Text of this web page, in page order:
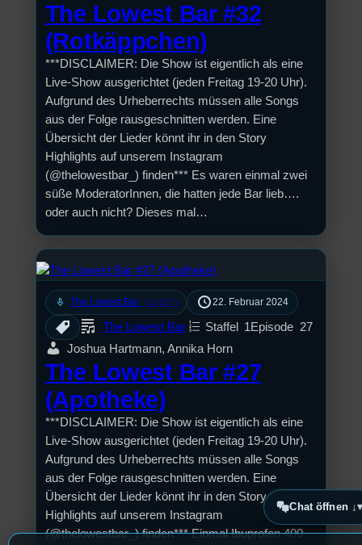
The Lowest Bar #32
(Rotkäppchen)
***DISCLAIMER: Die Show ist eigentlich als eine
Live-Show ausgerichtet (jeden Freitag 19-20 Uhr).
Aufgrund des Urheberrechts müssen alle Songs
aus der Folge rausgeschnitten werden. Eine
Übersicht der Lieder könnt ihr in den Story
Highlights auf unserem Instagram
(@thelowestbar_) finden*** Es waren einmal zwei
süße ModeratorInnen, die hatten jede Bar lieb….
oder auch nicht? Dieses mal…
mic The Lowest Bar [S1/E27] 22. Februar 2024
The Lowest Bar Staffel 1Episode 27
Joshua Hartmann, Annika Horn
The Lowest Bar #27
(Apotheke)
***DISCLAIMER: Die Show ist eigentlich als eine
Live-Show ausgerichtet (jeden Freitag 19-20 Uhr).
Aufgrund des Urheberrechts müssen alle Songs
aus der Folge rausgeschnitten werden. Eine
Übersicht der Lieder könnt ihr in den Story
Highlights auf unserem Instagram
(@thelowestbar_) finden*** Einmal Ibuprofen 400
Chat öffnen ↓